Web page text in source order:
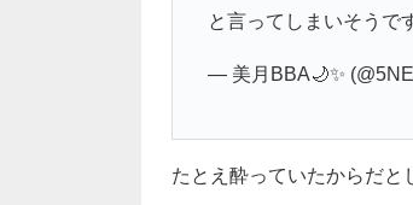
と言ってしまいそうで
— 美月BBA🌙✨
たとえ酔っていたからだと